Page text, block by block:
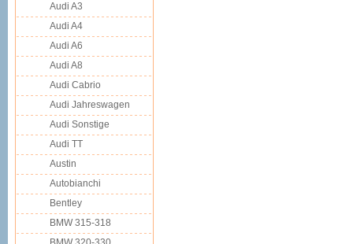
Audi A3
Audi A4
Audi A6
Audi A8
Audi Cabrio
Audi Jahreswagen
Audi Sonstige
Audi TT
Austin
Autobianchi
Bentley
BMW 315-318